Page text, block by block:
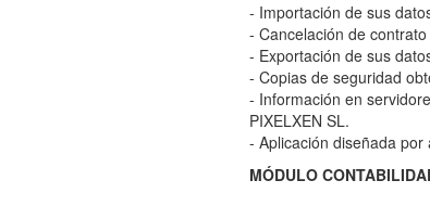
- Importación de sus
- Cancelación de
- Exportación de sus
- Copias de seguridad
- Información en
PIXELXEN SL.
- Aplicación diseñada
MÓDULO